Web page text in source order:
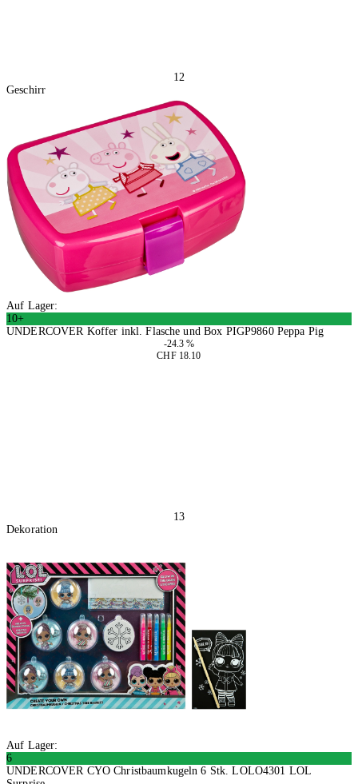
12
Geschirr
Auf Lager:
10+
UNDERCOVER Koffer inkl. Flasche und Box PIGP9860 Peppa Pig
-24.3 %
CHF 18.10
13
Dekoration
Auf Lager:
6
UNDERCOVER CYO Christbaumkugeln 6 Stk. LOLO4301 LOL